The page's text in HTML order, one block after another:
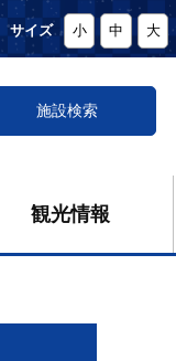
サイズ 小 中 大
施設検索
観光情報